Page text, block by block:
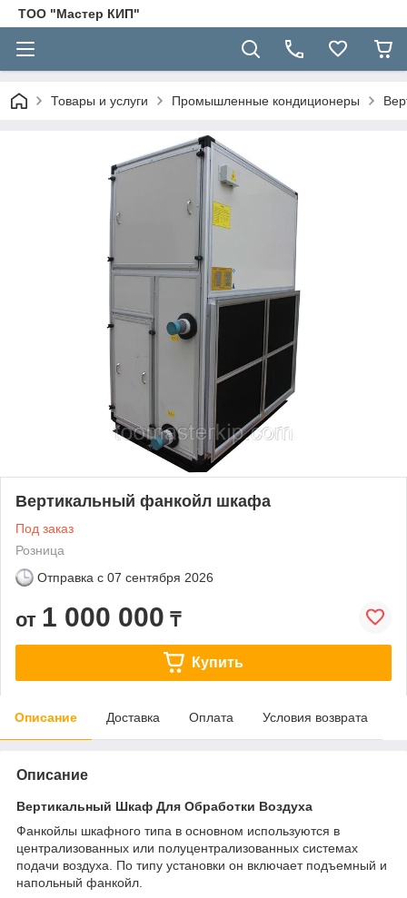
ТОО "Мастер КИП"
Товары и услуги Промышленные кондиционеры
Вертикальный фанкойл шкафа
Под заказ
Розница
Отправка с 07 сентября 2026
от 1 000 000 ₸
Купить
Описание Доставка Оплата Условия возврата
Описание
Вертикальный Шкаф Для Обработки Воздуха
Фанкойлы шкафного типа в основном используются в
централизованных или полуцентрализованных системах
подачи воздуха. По типу установки он включает подъемный и
напольный фанкойл.